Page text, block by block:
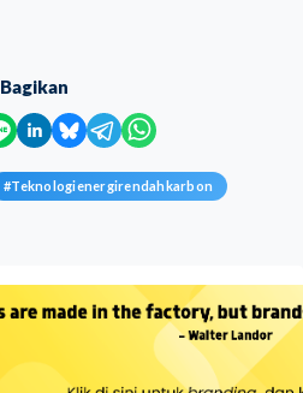
Bagikan
#Teknologienergirendahkarbon